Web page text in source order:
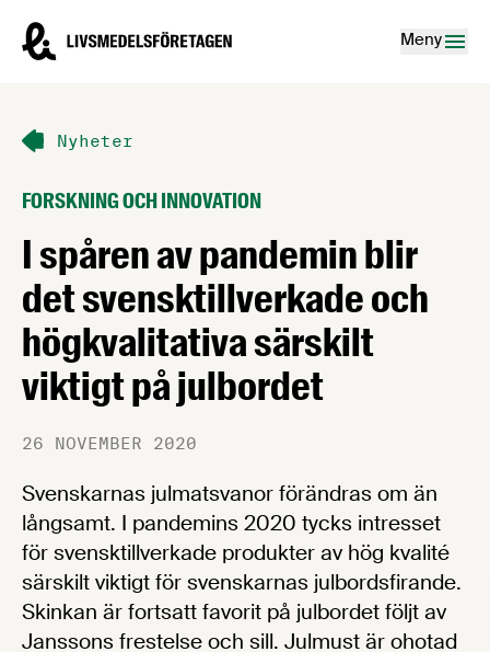
Livsmedelsföretagen – till startsidan
Meny
Nyheter
FORSKNING OCH INNOVATION
I spåren av pandemin blir
det svensktillverkade och
högkvalitativa särskilt
viktigt på julbordet
26 NOVEMBER 2020
Svenskarnas julmatsvanor förändras om än
långsamt. I pandemins 2020 tycks intresset
för svensktillverkade produkter av hög kvalité
särskilt viktigt för svenskarnas julbordsfirande.
Skinkan är fortsatt favorit på julbordet följt av
Janssons frestelse och sill. Julmust är ohotad